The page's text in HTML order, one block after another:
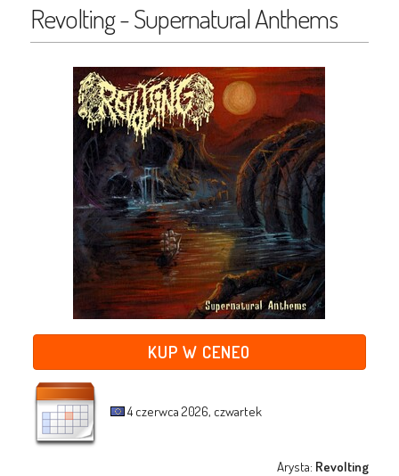
Revolting - Supernatural Anthems
KUP W CENEO
4 czerwca 2026, czwartek
Arysta: Revolting